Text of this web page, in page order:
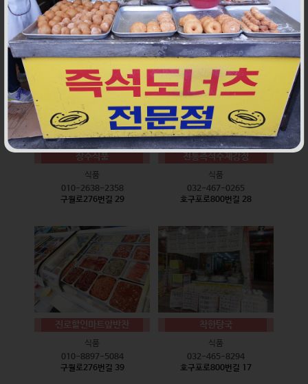
식품
010-9528-3759
구월로276번길 17
식품
032-468-6024
구월로276번길 29
장수식품
식품
010-2638-2358
구월로276번길 29
전통즉석수제강정
식품
032-467-0265
호구포로800번길 28
진로할인마트앞반찬
식품
010-8897-5084
구월로276번길 39
착한탕국
식품
032-465-8294
호구포로800번길 17